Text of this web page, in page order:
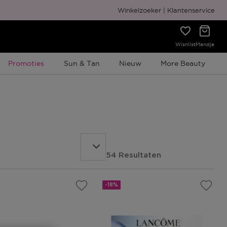
Gratis cadeauverpakking
Winkelzoeker Klantenservice
WishlistMandje
Tijdelijke Promotie
Promoties Sun & Tan Nieuw More Beauty
54 Resultaten
-18%